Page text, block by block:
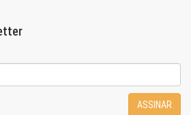
ASSINAR